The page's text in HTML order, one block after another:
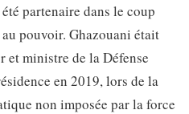
partenaire dans le coup
pouvoir. Ghazouani était
et ministre de la Défense
en 2019, lors de la
non imposée par la force